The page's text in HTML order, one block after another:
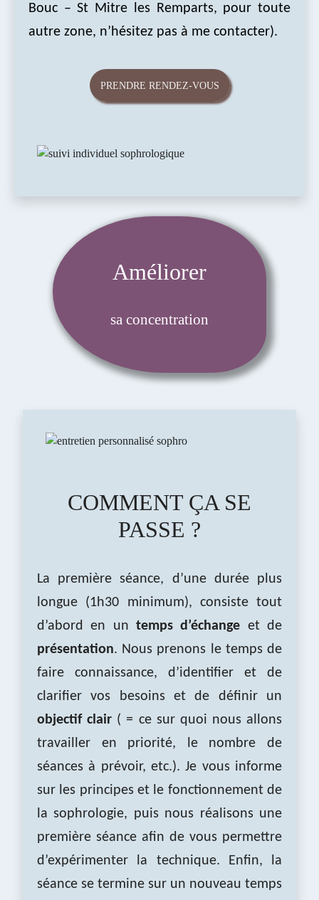
Bouc – St Mitre les Remparts, pour toute
autre zone, n’hésitez pas à me contacter).
PRENDRE RENDEZ-VOUS
Améliorer
sa concentration
COMMENT ÇA SE
PASSE ?
La première séance, d’une durée plus
longue (1h30 minimum), consiste tout
d’abord en un temps d’échange et de
présentation. Nous prenons le temps de
faire connaissance, d’identifier et de
clarifier vos besoins et de définir un
objectif clair ( = ce sur quoi nous allons
travailler en priorité, le nombre de
séances à prévoir, etc.). Je vous informe
sur les principes et le fonctionnement de
la sophrologie, puis nous réalisons une
première séance afin de vous permettre
d’expérimenter la technique. Enfin, la
séance se termine sur un nouveau temps